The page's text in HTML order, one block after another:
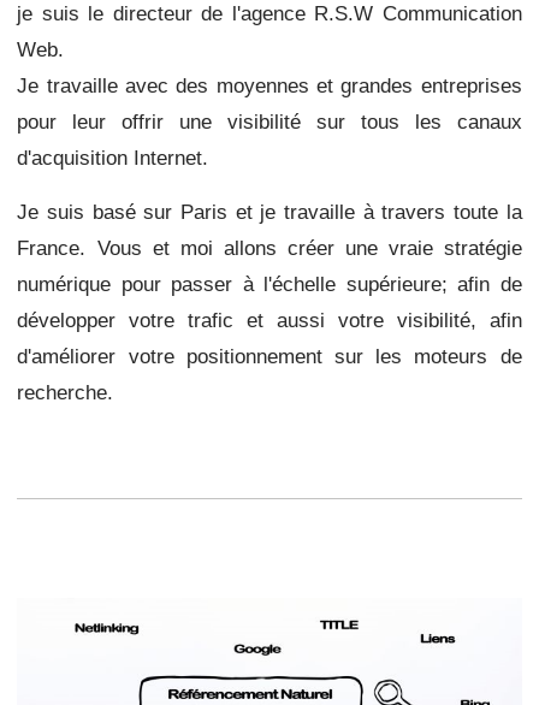
je suis le directeur de l'agence R.S.W Communication
Web.
Je travaille avec des moyennes et grandes entreprises
pour leur offrir une visibilité sur tous les canaux
d'acquisition Internet.
Je suis basé sur Paris et je travaille à travers toute la
France. Vous et moi allons créer une vraie stratégie
numérique pour passer à l'échelle supérieure;afin de
développer votre trafic et aussi votre visibilité, afin
d'améliorer votre positionnement sur les moteurs de
recherche.